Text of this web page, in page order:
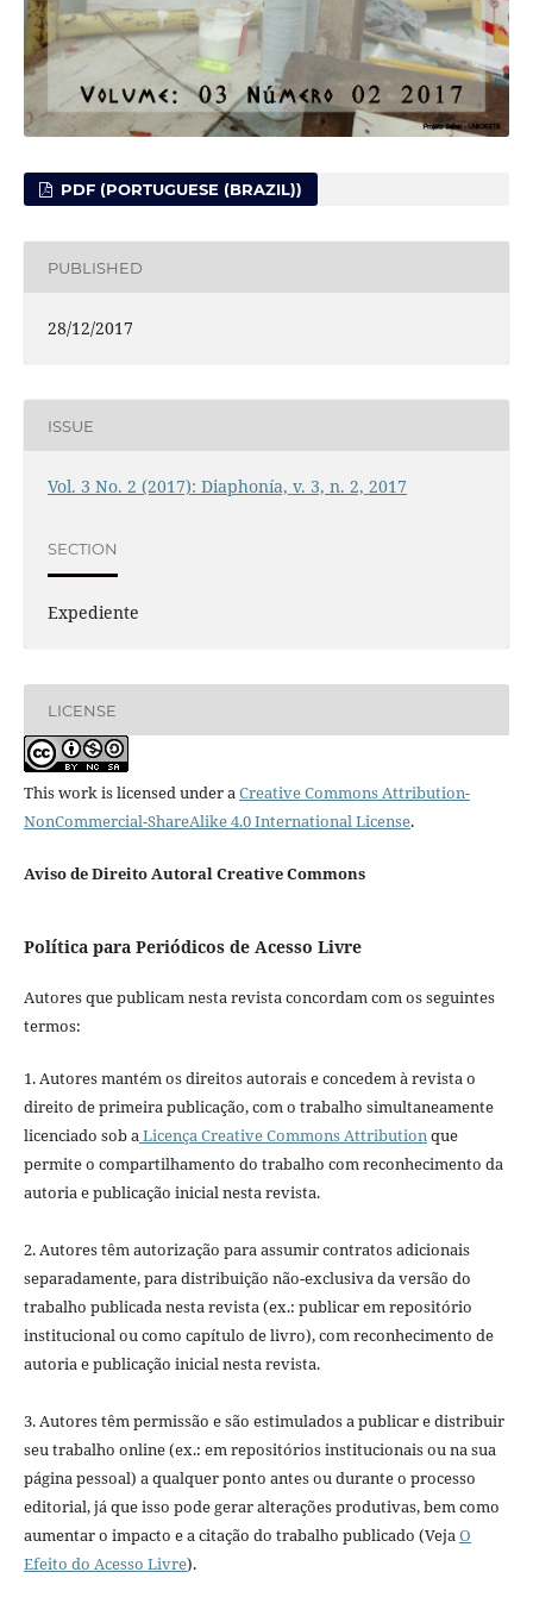
PDF (PORTUGUESE (BRAZIL))
PUBLISHED
28/12/2017
ISSUE
Vol. 3 No. 2 (2017): Diaphonía, v. 3, n. 2, 2017
SECTION
Expediente
LICENSE
This work is licensed under aCreative Commons Attribution-
NonCommercial-ShareAlike 4.0 International License.
Aviso de Direito Autoral Creative Commons
Política para Periódicos de Acesso Livre
Autores que publicam nesta revista concordam com os seguintes
termos:
1. Autores mantém os direitos autorais e concedem à revista o
direito de primeira publicação, com o trabalho simultaneamente
licenciado sob aLicença Creative Commons Attributionque
permite o compartilhamento do trabalho com reconhecimento da
autoria e publicação inicial nesta revista.
2. Autores têm autorização para assumir contratos adicionais
separadamente, para distribuição não-exclusiva da versão do
trabalho publicada nesta revista (ex.: publicar em repositório
institucional ou como capítulo de livro), com reconhecimento de
autoria e publicação inicial nesta revista.
3. Autores têm permissão e são estimulados a publicar e distribuir
seu trabalho online (ex.: em repositórios institucionais ou na sua
página pessoal) a qualquer ponto antes ou durante o processo
editorial, já que isso pode gerar alterações produtivas, bem como
aumentar o impacto e a citação do trabalho publicado (VejaO
Efeito do Acesso Livre).